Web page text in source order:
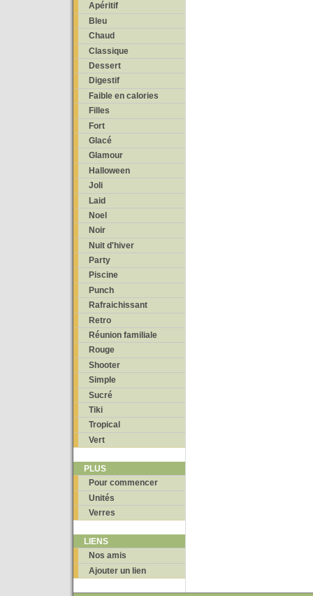
Apéritif
Bleu
Chaud
Classique
Dessert
Digestif
Faible en calories
Filles
Fort
Glacé
Glamour
Halloween
Joli
Laid
Noel
Noir
Nuit d'hiver
Party
Piscine
Punch
Rafraichissant
Retro
Réunion familiale
Rouge
Shooter
Simple
Sucré
Tiki
Tropical
Vert
PLUS
Pour commencer
Unités
Verres
LIENS
Nos amis
Ajouter un lien